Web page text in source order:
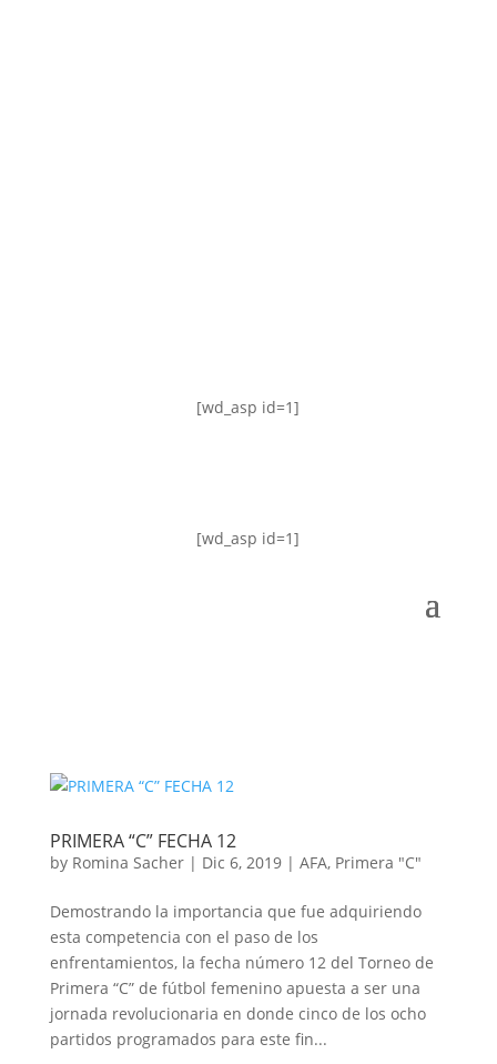
[wd_asp id=1]
[wd_asp id=1]
PRIMERA “C” FECHA 12
by Romina Sacher| Dic 6, 2019| AFA, Primera "C"
Demostrando la importancia que fue adquiriendo
esta competencia con el paso de los
enfrentamientos, la fecha número 12 del Torneo de
Primera “C” de fútbol femenino apuesta a ser una
jornada revolucionaria en donde cinco de los ocho
partidos programados para este fin...